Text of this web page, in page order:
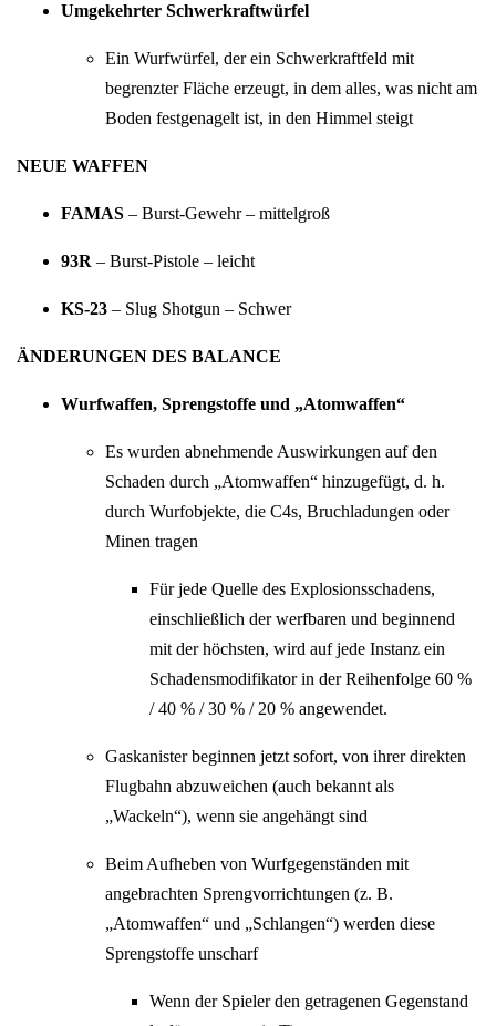
Umgekehrter Schwerkraftwürfel
Ein Wurfwürfel, der ein Schwerkraftfeld mit
begrenzter Fläche erzeugt, in dem alles, was nicht am
Boden festgenagelt ist, in den Himmel steigt
NEUE WAFFEN
FAMAS – Burst-Gewehr – mittelgroß
93R – Burst-Pistole – leicht
KS-23 – Slug Shotgun – Schwer
ÄNDERUNGEN DES BALANCE
Wurfwaffen, Sprengstoffe und „Atomwaffen“
Es wurden abnehmende Auswirkungen auf den
Schaden durch „Atomwaffen“ hinzugefügt, d. h.
durch Wurfobjekte, die C4s, Bruchladungen oder
Minen tragen
Für jede Quelle des Explosionsschadens,
einschließlich der werfbaren und beginnend
mit der höchsten, wird auf jede Instanz ein
Schadensmodifikator in der Reihenfolge 60 %
/ 40 % / 30 % / 20 % angewendet.
Gaskanister beginnen jetzt sofort, von ihrer direkten
Flugbahn abzuweichen (auch bekannt als
„Wackeln“), wenn sie angehängt sind
Beim Aufheben von Wurfgegenständen mit
angebrachten Sprengvorrichtungen (z. B.
„Atomwaffen“ und „Schlangen“) werden diese
Sprengstoffe unscharf
Wenn der Spieler den getragenen Gegenstand